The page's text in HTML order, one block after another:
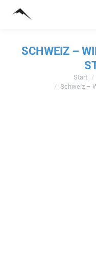
SCHWEIZ –
Sie befinden sich hier:
Start
Schweiz –